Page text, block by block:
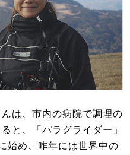
は、市内の病院で調理の
と、「パラグライダー」
始め、昨年には世界中の